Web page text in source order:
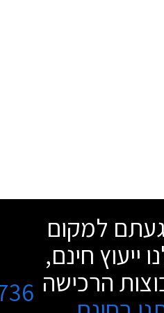
למקום
ייעוץ חינם,
הרכישה